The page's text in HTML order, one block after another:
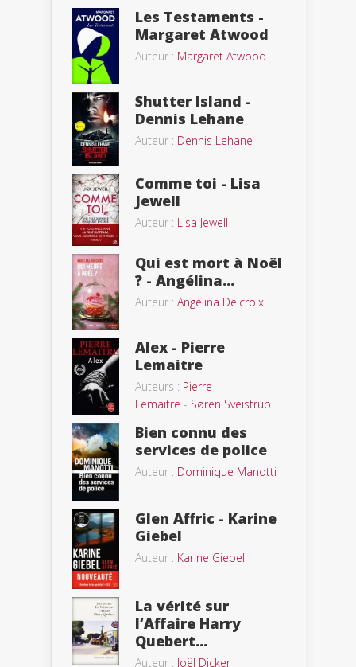
Les Testaments -
Margaret Atwood
Auteur : Margaret Atwood
Shutter Island -
Dennis Lehane
Auteur : Dennis Lehane
Comme toi - Lisa
Jewell
Auteur : Lisa Jewell
Qui est mort à Noël
? - Angélina...
Auteur : Angélina Delcroix
Alex - Pierre
Lemaitre
Auteurs : Pierre
Lemaitre - Søren Sveistrup
Bien connu des
services de police
Auteur : Dominique Manotti
Glen Affric - Karine
Giebel
Auteur : Karine Giebel
La vérité sur
l’Affaire Harry
Quebert...
Auteur : Joël Dicker